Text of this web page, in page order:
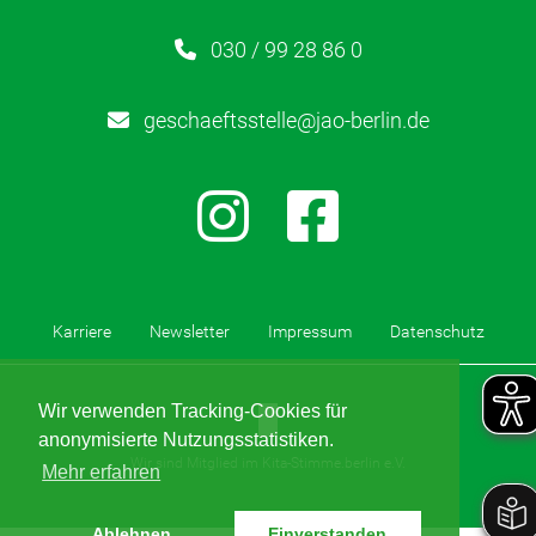
Wir verwenden Tracking-Cookies für
anonymisierte Nutzungsstatistiken.
Mehr erfahren
Newsletter
Netzwerk
030 / 99 28 86 0
geschaeftsstelle@jao-berlin.de
Karriere Newsletter Impressum Datenschutz
Wir sind Mitglied im Kita-Stimme.berlin e.V.